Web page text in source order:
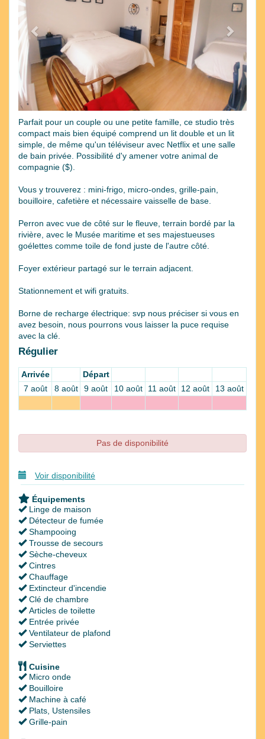
Parfait pour un couple ou une petite famille, ce studio très
compact mais bien équipé comprend un lit double et un lit
simple, de même qu'un téléviseur avec Netflix et une salle
de bain privée. Possibilité d'y amener votre animal de
compagnie ($).
Vous y trouverez : mini-frigo, micro-ondes, grille-pain,
bouilloire, cafetière et nécessaire vaisselle de base.
Perron avec vue de côté sur le fleuve, terrain bordé par la
rivière, avec le Musée maritime et ses majestueuses
goélettes comme toile de fond juste de l'autre côté.
Foyer extérieur partagé sur le terrain adjacent.
Stationnement et wifi gratuits.
Borne de recharge électrique: svp nous préciser si vous en
avez besoin, nous pourrons vous laisser la puce requise
avec la clé.
Régulier
Arrivée
Départ
7 août
8 août 9 août 10 août 11 août 12 août 13 août
Pas de disponibilité
Voir disponibilité
Équipements
Linge de maison
Détecteur de fumée
Shampooing
Trousse de secours
Sèche-cheveux
Cintres
Chauffage
Extincteur d'incendie
Clé de chambre
Articles de toilette
Entrée privée
Ventilateur de plafond
Serviettes
Cuisine
Micro onde
Bouilloire
Machine à café
Plats, Ustensiles
Grille-pain